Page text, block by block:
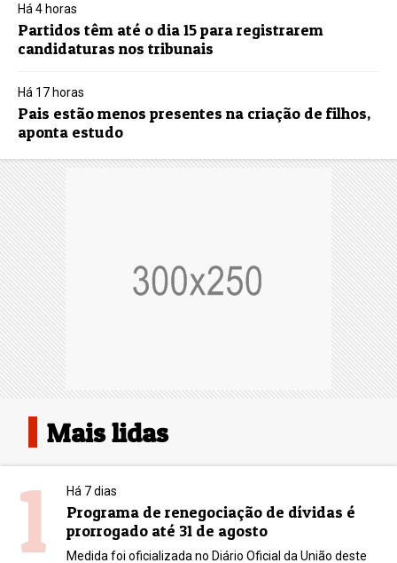
Há 4 horas
Partidos têm até o dia 15 para registrarem
candidaturas nos tribunais
Há 17 horas
Pais estão menos presentes na criação de filhos,
aponta estudo
Mais lidas
1 Há 7 dias
Programa de renegociação de dívidas é
prorrogado até 31 de agosto
Medida foi oficializada no Diário Oficial da União deste